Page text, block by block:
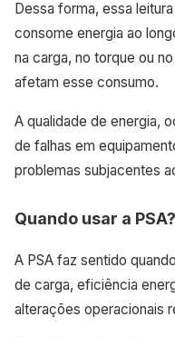
Dessa forma, essa
consome energia ao
na carga, no torque ou
afetam esse consumo.
A qualidade de energia,
de falhas em
problemas subjacentes
Quando usar a PSA?
A PSA faz sentido
de carga, eficiência
alterações operacionais